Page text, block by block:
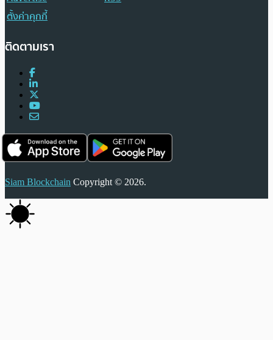
ตั้งค่าคุกกี้
ติดตามเรา
Siam Blockchain Copyright © 2026.